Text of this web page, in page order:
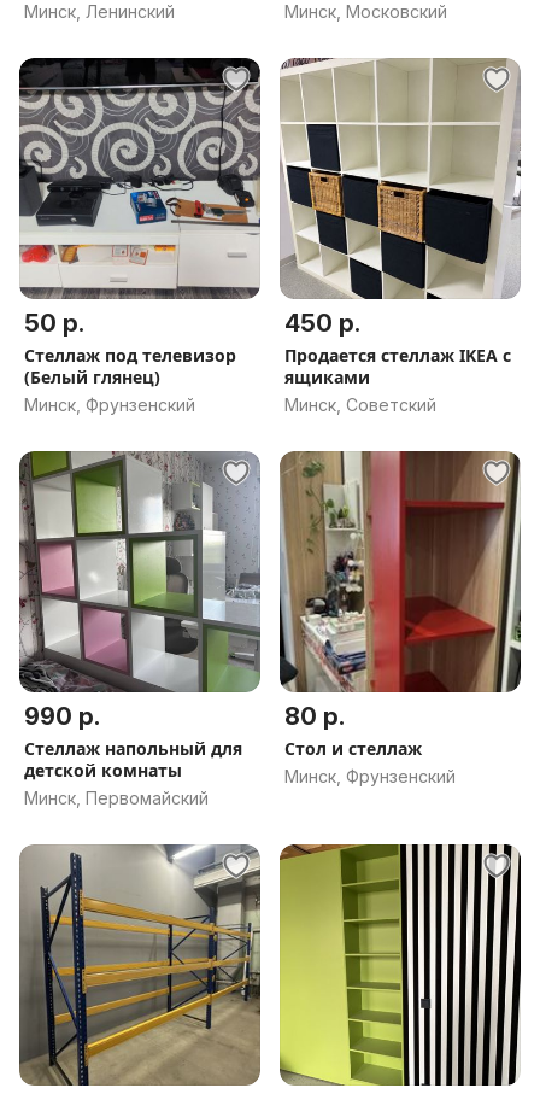
Минск, Ленинский Минск, Московский
50 р.
Стеллаж под телевизор
(Белый глянец)
Минск, Фрунзенский
450 р.
Продается стеллаж IKEA с
ящиками
Минск, Советский
990 р.
Стеллаж напольный для
детской комнаты
Минск, Первомайский
80 р.
Стол и стеллаж
Минск, Фрунзенский